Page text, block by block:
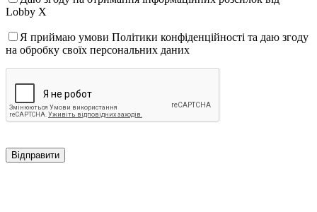
Lobby X
Я приймаю умови Політики конфіденційності та даю згоду
на обробку своїх персональних даних